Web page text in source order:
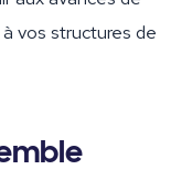
vos structures de